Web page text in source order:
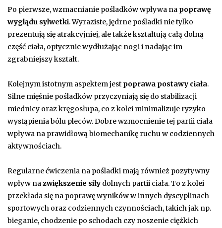
Po pierwsze, wzmacnianie pośladków wpływa na poprawę
wyglądu sylwetki. Wyraziste, jędrne pośladki nie tylko
prezentują się atrakcyjniej, ale także kształtują całą dolną
część ciała, optycznie wydłużając nogi i nadając im
zgrabniejszy kształt.
Kolejnym istotnym aspektem jest poprawa postawy ciała.
Silne mięśnie pośladków przyczyniają się do stabilizacji
miednicy oraz kręgosłupa, co z kolei minimalizuje ryzyko
wystąpienia bólu pleców. Dobre wzmocnienie tej partii ciała
wpływa na prawidłową biomechanikę ruchu w codziennych
aktywnościach.
Regularne ćwiczenia na pośladki mają również pozytywny
wpływ nazwiększenie siły dolnych partii ciała. To z kolei
przekłada się na poprawę wyników w innych dyscyplinach
sportowych oraz codziennych czynnościach, takich jak np.
bieganie, chodzenie po schodach czy noszenie ciężkich